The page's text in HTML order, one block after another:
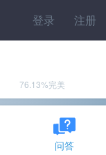
登录 注册
76.13%完美
问答